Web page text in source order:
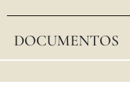
DOCUMENTOS